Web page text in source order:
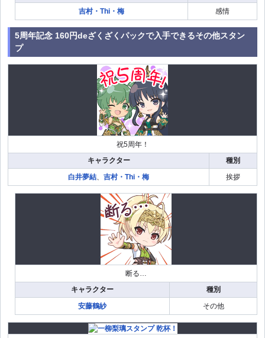
吉村・Thi・梅 感情
5周年記念 160円deざくざくパックで入手できるその他スタン
プ
祝5周年！
キャラクター
種別
白井夢結、 吉村・Thi・梅 挨拶
断る…
キャラクター
種別
安藤鶴紗
その他